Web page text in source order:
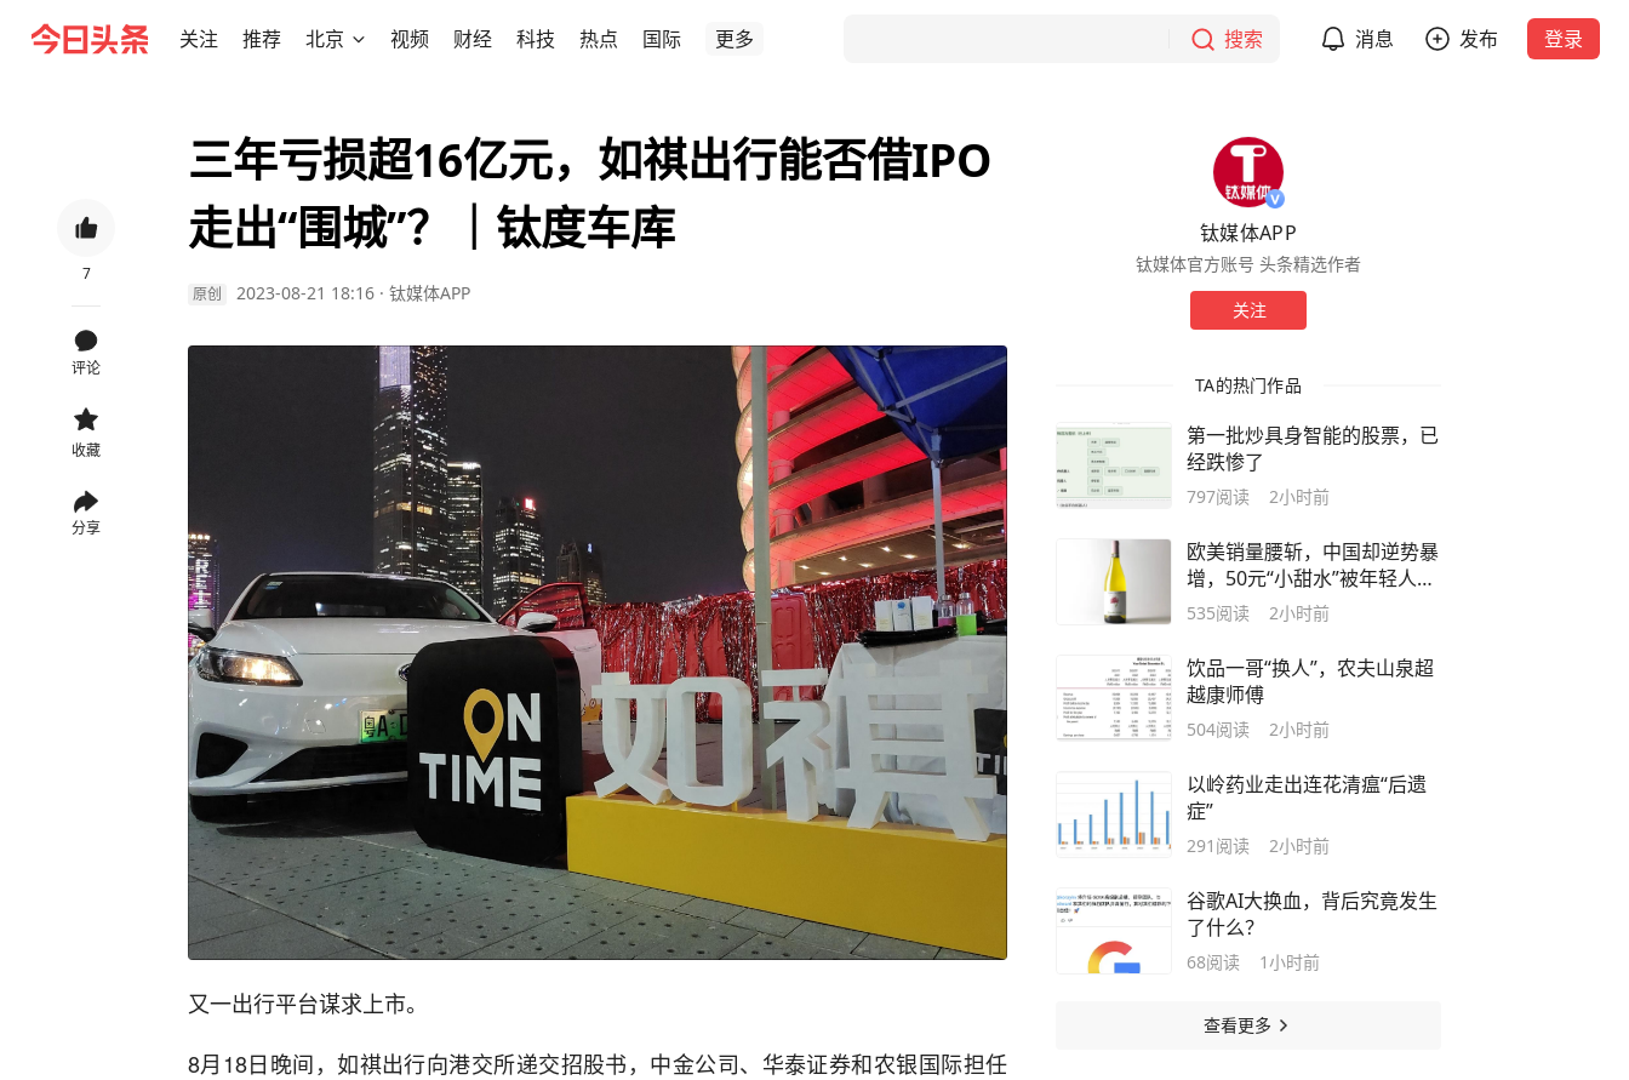
关注 推荐 北京 视频 财经 科技 热点 国际 更多 搜索 消息 发布 登录
7
评论
收藏
分享
三年亏损超16亿元，如祺出行能否借IPO
走出“围城”？｜钛度车库
原创 2023-08-21 18:16 · 钛媒体APP
又一出行平台谋求上市。
8月18日晚间，如祺出行向港交所递交招股书，中金公司、华泰证券和农银国际担任
钛媒体APP
钛媒体官方账号 头条精选作者
关注
TA的热门作品
第一批炒具身智能的股票，已
经跌惨了
797阅读 2小时前
欧美销量腰斩，中国却逆势暴
增，50元“小甜水”被年轻人买
成顶流
535阅读 2小时前
饮品一哥“换人”，农夫山泉超
越康师傅
504阅读 2小时前
以岭药业走出连花清瘟“后遗
症”
291 阅读 2小时前
谷歌AI大换血，背后究竟发生
了什么？
68阅读 1小时前
查看更多